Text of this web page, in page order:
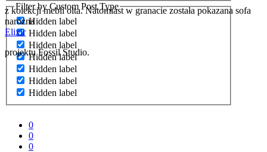
Filter by Custom Post Type
Hidden label
Hidden label
Hidden label
Hidden label
Hidden label
Hidden label
Hidden label
z kolekcji mebli olta. Natomiast w granacie została pokazana sofa
narożna
Elixir
projektu Fossil Studio.
0
0
0